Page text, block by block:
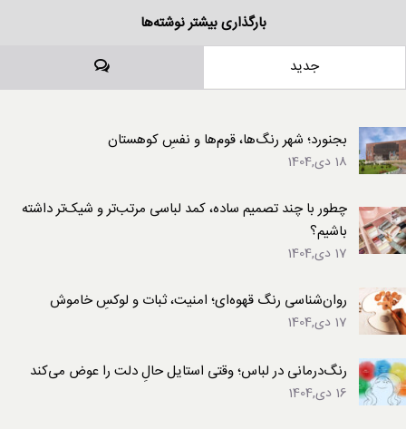
بارگذاری بیشتر نوشته‌ها
جدید
دیدگاه‌ها
بجنورد؛ شهر رنگ‌ها، قوم‌ها و نفسِ کوهستان
18 دی,1404
چطور با چند تصمیم ساده، کمد لباسی مرتب‌تر و شیک‌تر داشته
باشیم؟
17 دی,1404
روان‌شناسی رنگ قهوه‌ای؛ امنیت، ثبات و لوکسِ خاموش
17 دی,1404
رنگ‌درمانی در لباس؛ وقتی استایل حالِ دلت را عوض می‌کند
16 دی,1404